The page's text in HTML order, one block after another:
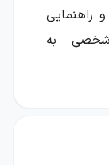
راهنمایی
شخصی به
شنا و